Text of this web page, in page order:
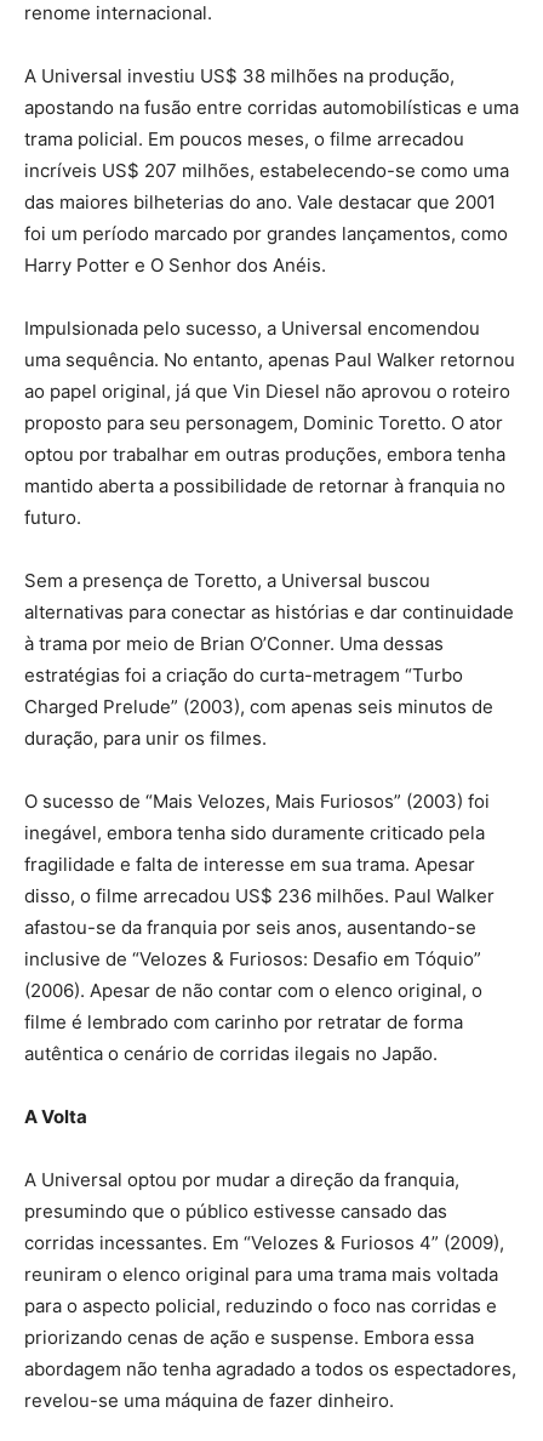
renome internacional.
A Universal investiu US$ 38 milhões na produção,
apostando na fusão entre corridas automobilísticas e uma
trama policial. Em poucos meses, o filme arrecadou
incríveis US$ 207 milhões, estabelecendo-se como uma
das maiores bilheterias do ano. Vale destacar que 2001
foi um período marcado por grandes lançamentos, como
Harry Potter e O Senhor dos Anéis.
Impulsionada pelo sucesso, a Universal encomendou
uma sequência. No entanto, apenas Paul Walker retornou
ao papel original, já que Vin Diesel não aprovou o roteiro
proposto para seu personagem, Dominic Toretto. O ator
optou por trabalhar em outras produções, embora tenha
mantido aberta a possibilidade de retornar à franquia no
futuro.
Sem a presença de Toretto, a Universal buscou
alternativas para conectar as histórias e dar continuidade
à trama por meio de Brian O’Conner. Uma dessas
estratégias foi a criação do curta-metragem “Turbo
Charged Prelude” (2003), com apenas seis minutos de
duração, para unir os filmes.
O sucesso de “Mais Velozes, Mais Furiosos” (2003) foi
inegável, embora tenha sido duramente criticado pela
fragilidade e falta de interesse em sua trama. Apesar
disso, o filme arrecadou US$ 236 milhões. Paul Walker
afastou-se da franquia por seis anos, ausentando-se
inclusive de “Velozes & Furiosos: Desafio em Tóquio”
(2006). Apesar de não contar com o elenco original, o
filme é lembrado com carinho por retratar de forma
autêntica o cenário de corridas ilegais no Japão.
A Volta
A Universal optou por mudar a direção da franquia,
presumindo que o público estivesse cansado das
corridas incessantes. Em “Velozes & Furiosos 4” (2009),
reuniram o elenco original para uma trama mais voltada
para o aspecto policial, reduzindo o foco nas corridas e
priorizando cenas de ação e suspense. Embora essa
abordagem não tenha agradado a todos os espectadores,
revelou-se uma máquina de fazer dinheiro.